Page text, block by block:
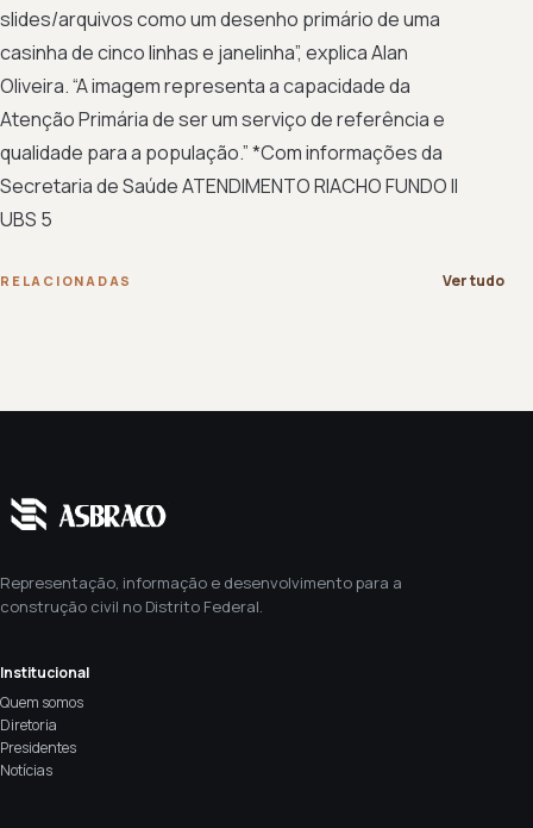
slides/arquivos como um desenho primário de uma
casinha de cinco linhas e janelinha”, explica Alan
Oliveira. “A imagem representa a capacidade da
Atenção Primária de ser um serviço de referência e
qualidade para a população.” *Com informações da
Secretaria de Saúde ATENDIMENTO RIACHO FUNDO II
UBS 5
RELACIONADAS Ver tudo
Representação, informação e desenvolvimento para a
construção civil no Distrito Federal.
Institucional
Quem somos
Diretoria
Presidentes
Notícias